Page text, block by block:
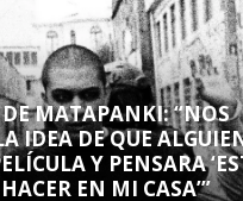
MATAPANKI: “NOS
IDEA DE QUE
Y PENSARA
EN MI CASA’”